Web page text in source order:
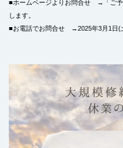
■ホームページよりお問合せ →「ご予
します。
■お電話でお問合せ →2025年3月1日(